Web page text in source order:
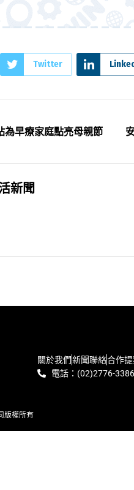
Twitter
為早療家庭點亮母親節
新聞
關於我們新聞聯絡合作
電話：(02)2776-3386
版權所有